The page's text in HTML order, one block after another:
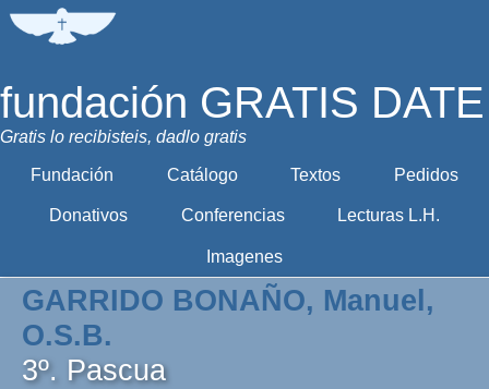
fundación GRATIS DATE
Gratis lo recibisteis, dadlo gratis
Fundación Catálogo Textos Pedidos
Donativos Conferencias Lecturas L.H.
Imagenes
GARRIDO BONAÑO, Manuel,
O.S.B.
3º. Pascua